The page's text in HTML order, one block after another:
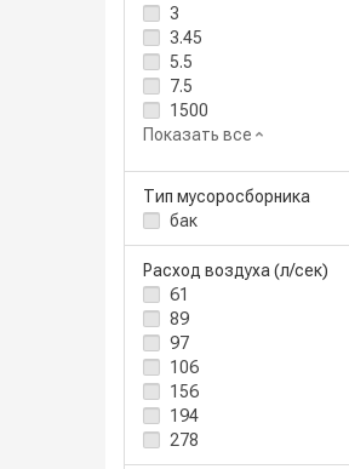
3
3.45
5.5
7.5
1500
Показать все
Тип мусоросборника
бак
Расход воздуха (л/сек)
61
89
97
106
156
194
278